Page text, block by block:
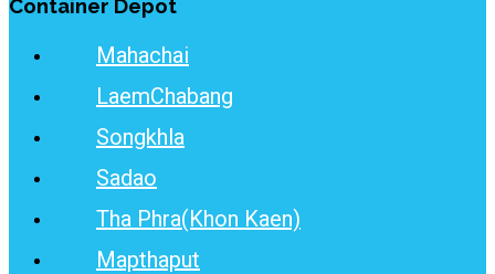
Container Depot
Mahachai
LaemChabang
Songkhla
Sadao
Tha Phra(Khon Kaen)
Mapthaput